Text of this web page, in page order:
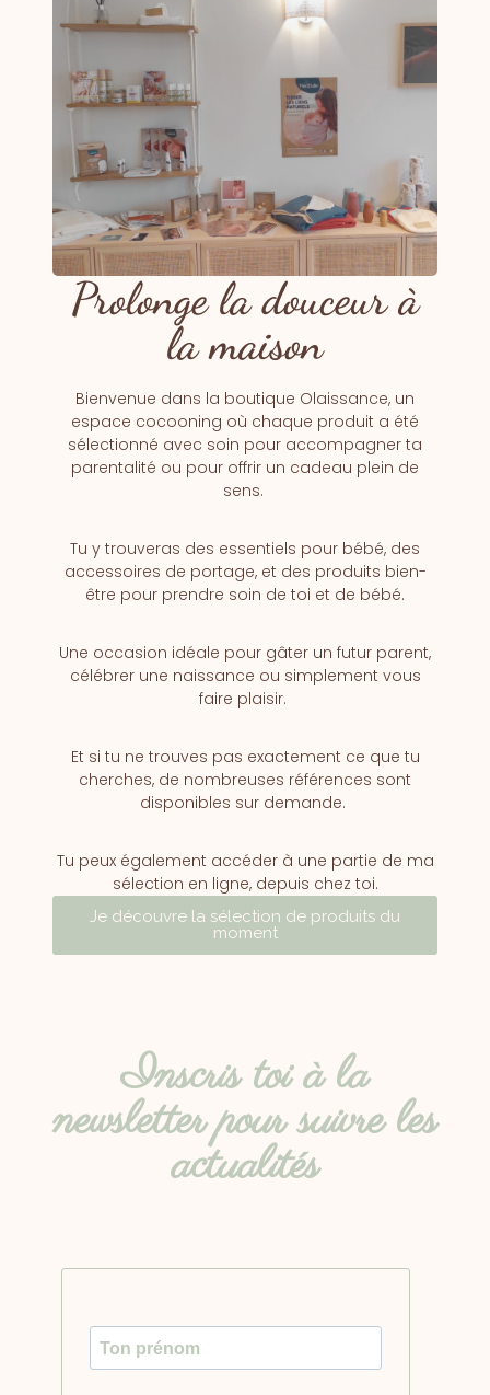
Prolonge la douceur à
la maison
Bienvenue dans la boutique Olaissance, un
espace cocooning où chaque produit a été
sélectionné avec soin pour accompagner ta
parentalité ou pour offrir un cadeau plein de
sens.
Tu y trouveras des essentiels pour bébé, des
accessoires de portage, et des produits bien-
être pour prendre soin de toi et de bébé.
Une occasion idéale pour gâter un futur parent,
célébrer une naissance ou simplement vous
faire plaisir.
Et si tu ne trouves pas exactement ce que tu
cherches, de nombreuses références sont
disponibles sur demande.
Tu peux également accéder à une partie de ma
sélection en ligne, depuis chez toi.
Je découvre la sélection de produits du
moment
Inscris toi à la
newsletter pour suivre les
actualités